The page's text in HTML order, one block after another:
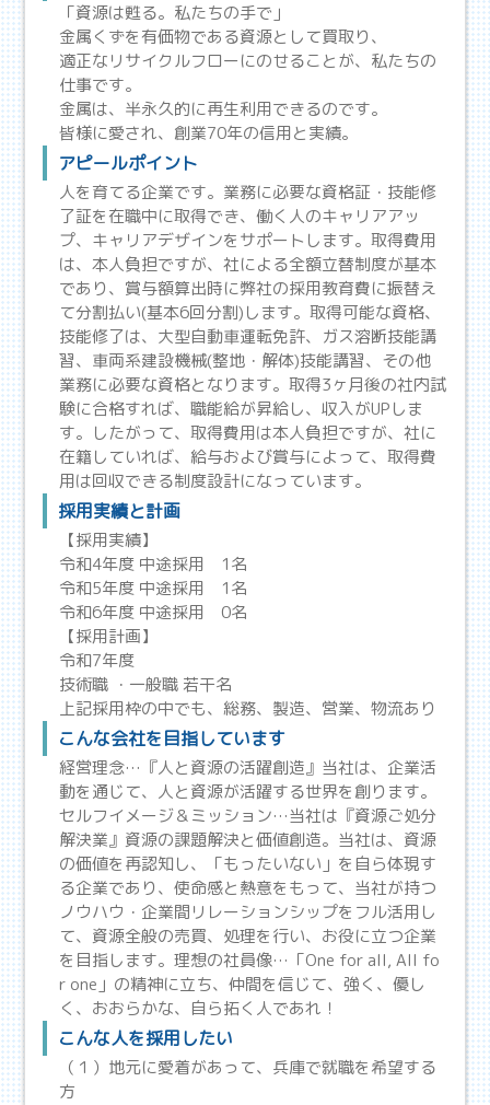
「資源は甦る。私たちの手で」
金属くずを有価物である資源として買取り、
適正なリサイクルフローにのせることが、私たちの
仕事です。
金属は、半永久的に再生利用できるのです。
皆様に愛され、創業70年の信用と実績。
アピールポイント
人を育てる企業です。業務に必要な資格証・技能修
了証を在職中に取得でき、働く人のキャリアアッ
プ、キャリアデザインをサポートします。取得費用
は、本人負担ですが、社による全額立替制度が基本
であり、賞与額算出時に弊社の採用教育費に振替え
て分割払い(基本6回分割)します。取得可能な資格、
技能修了は、大型自動車運転免許、ガス溶断技能講
習、車両系建設機械(整地・解体)技能講習、その他
業務に必要な資格となります。取得3ヶ月後の社内試
験に合格すれば、職能給が昇給し、収入がUPしま
す。したがって、取得費用は本人負担ですが、社に
在籍していれば、給与および賞与によって、取得費
用は回収できる制度設計になっています。
採用実績と計画
【採用実績】
令和4年度 中途採用 1名
令和5年度 中途採用 1名
令和6年度 中途採用 0名
【採用計画】
令和7年度
技術職 ・一般職 若干名
上記採用枠の中でも、総務、製造、営業、物流あり
こんな会社を目指しています
経営理念…『人と資源の活躍創造』当社は、企業活
動を通じて、人と資源が活躍する世界を創ります。
セルフイメージ＆ミッション…当社は『資源ご処分
解決業』資源の課題解決と価値創造。当社は、資源
の価値を再認知し、「もったいない」を自ら体現す
る企業であり、使命感と熱意をもって、当社が持つ
ノウハウ・企業間リレーションシップをフル活用し
て、資源全般の売買、処理を行い、お役に立つ企業
を目指します。理想の社員像…「One for all, All fo
r one」の精神に立ち、仲間を信じて、強く、優し
く、おおらかな、自ら拓く人であれ！
こんな人を採用したい
（１）地元に愛着があって、兵庫で就職を希望する
方